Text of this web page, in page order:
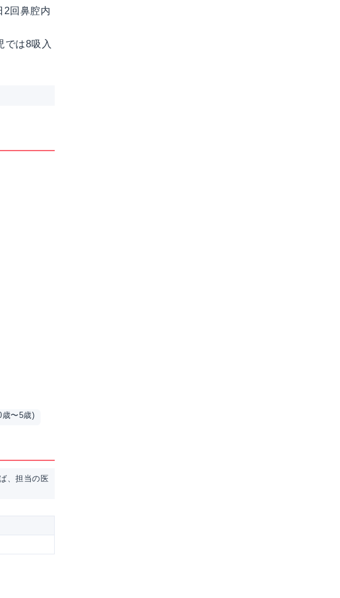
2回鼻腔内
では8吸入
歳〜5歳)
、担当の医